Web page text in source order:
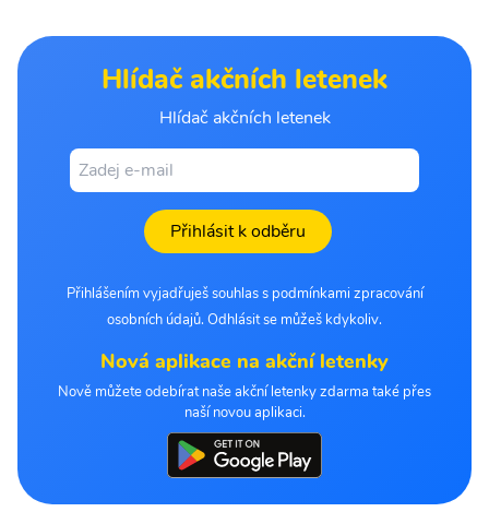
Hlídač akčních letenek
Hlídač akčních letenek
Přihlásit k odběru
Přihlášením vyjadřuješ souhlas s podmínkami zpracování
osobních údajů. Odhlásit se můžeš kdykoliv.
Nová aplikace na akční letenky
Nově můžete odebírat naše akční letenky zdarma také přes
naší novou aplikaci.